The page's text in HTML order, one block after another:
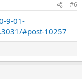
#6
9-01-
#post-10257